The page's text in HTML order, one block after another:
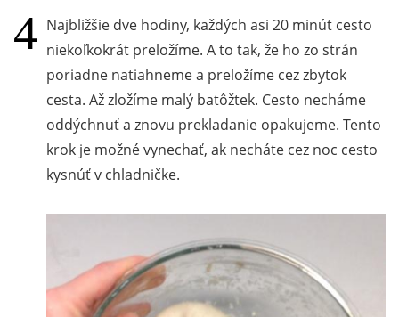
Najbližšie dve hodiny, každých asi 20 minút cesto
niekoľkokrát preložíme. A to tak, že ho zo strán
poriadne natiahneme a preložíme cez zbytok
cesta. Až zložíme malý batôžtek. Cesto necháme
oddýchnuť a znovu prekladanie opakujeme. Tento
krok je možné vynechať, ak necháte cez noc cesto
kysnúť v chladničke.